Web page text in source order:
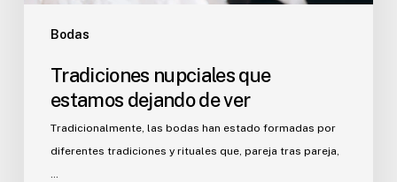
Bodas
Tradiciones nupciales que
estamos dejando de ver
Tradicionalmente, las bodas han estado formadas por
diferentes tradiciones y rituales que, pareja tras pareja,
…